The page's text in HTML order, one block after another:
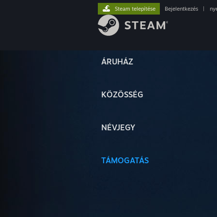
ÁRUHÁZ
KÖZÖSSÉG
NÉVJEGY
TÁMOGATÁS
Steam telepítése Bejelentkezés